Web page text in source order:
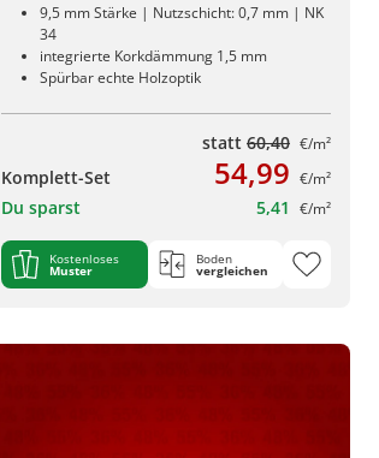
9,5 mm Stärke | Nutzschicht: 0,7 mm | NK
34
integrierte Korkdämmung 1,5 mm
Spürbar echte Holzoptik
statt 60,40 €/m²
Komplett-Set 54,99 €/m²
Du sparst 5,41 €/m²
Kostenloses
Muster
Boden
vergleichen